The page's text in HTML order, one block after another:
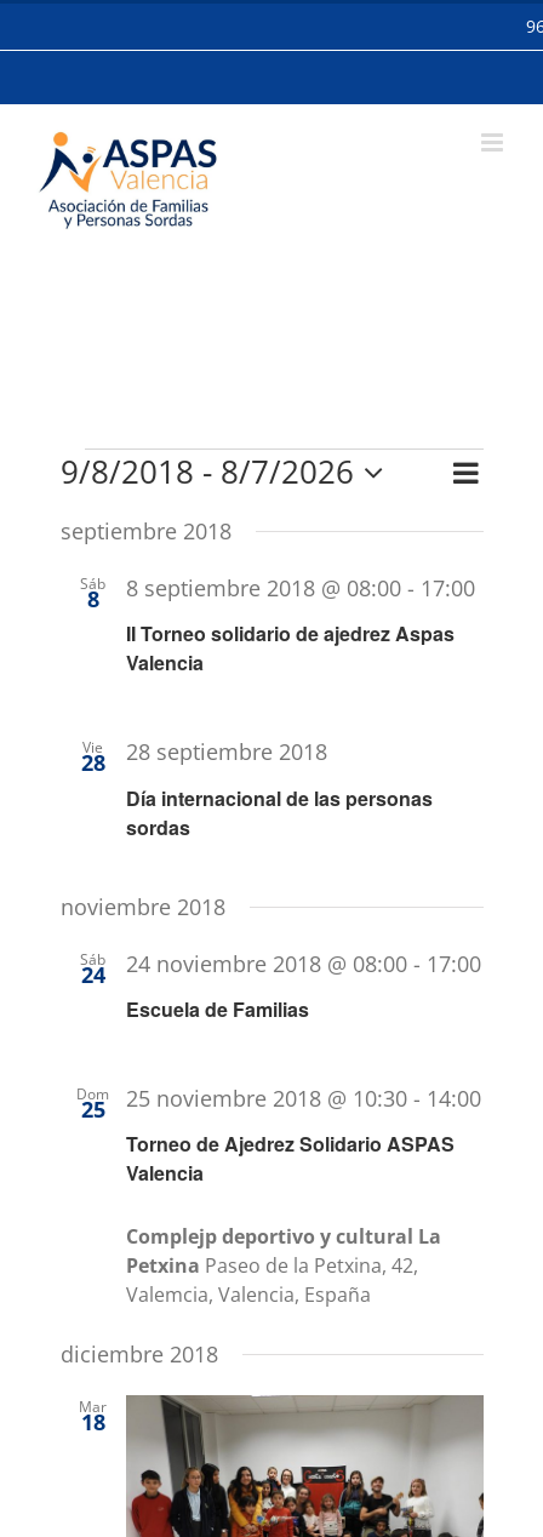
Eventos
de
y
Buscar
vistas
Evento
Lista
9/8/2018 - 8/7/2026
la
fecha.
septiembre 2018
Sáb
8
II Torneo solidario de ajedrez Aspas
Valencia
8 septiembre 2018 @ 08:00- 17:00
Vie
28
Día internacional de las personas
sordas
28 septiembre 2018
noviembre 2018
Sáb
24
Escuela de Familias
24 noviembre 2018 @ 08:00- 17:00
Dom
25
Torneo de Ajedrez Solidario ASPAS
Valencia
25 noviembre 2018 @ 10:30- 14:00
Complejp deportivo y cultural La
Petxina Paseo de la Petxina, 42,
Valemcia, Valencia, España
diciembre 2018
Mar
18